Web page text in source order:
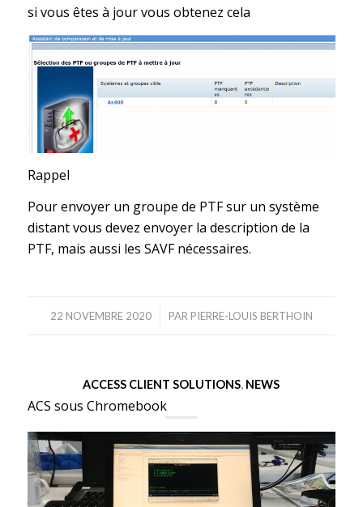
si vous êtes à jour vous obtenez cela
Rappel
Pour envoyer un groupe de PTF sur un système
distant vous devez envoyer la description de la
PTF, mais aussi les SAVF nécessaires.
22 NOVEMBRE 2020
/ PAR PIERRE-LOUIS BERTHOIN
ACCESS CLIENT SOLUTIONS, NEWS
ACS sous Chromebook